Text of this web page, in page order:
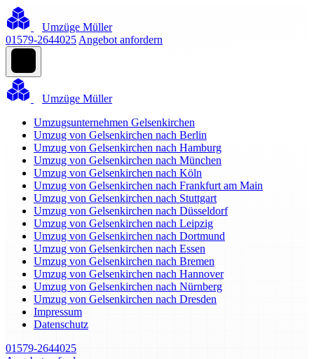
Umzüge Müller
01579-2644025 Angebot anfordern
Umzüge Müller
Umzugsunternehmen Gelsenkirchen
Umzug von Gelsenkirchen nach Berlin
Umzug von Gelsenkirchen nach Hamburg
Umzug von Gelsenkirchen nach München
Umzug von Gelsenkirchen nach Köln
Umzug von Gelsenkirchen nach Frankfurt am Main
Umzug von Gelsenkirchen nach Stuttgart
Umzug von Gelsenkirchen nach Düsseldorf
Umzug von Gelsenkirchen nach Leipzig
Umzug von Gelsenkirchen nach Dortmund
Umzug von Gelsenkirchen nach Essen
Umzug von Gelsenkirchen nach Bremen
Umzug von Gelsenkirchen nach Hannover
Umzug von Gelsenkirchen nach Nürnberg
Umzug von Gelsenkirchen nach Dresden
Impressum
Datenschutz
01579-2644025